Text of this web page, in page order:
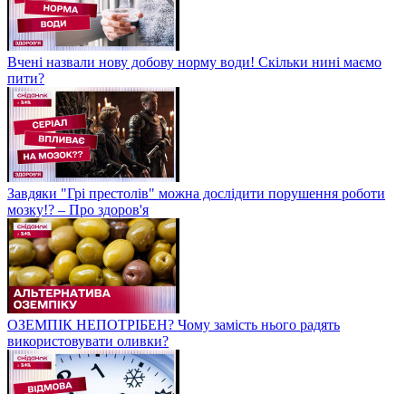
Вчені назвали нову добову норму води! Скільки нині маємо
пити?
Завдяки "Грі престолів" можна дослідити порушення роботи
мозку!? – Про здоров'я
ОЗЕМПІК НЕПОТРІБЕН? Чому замість нього радять
використовувати оливки?